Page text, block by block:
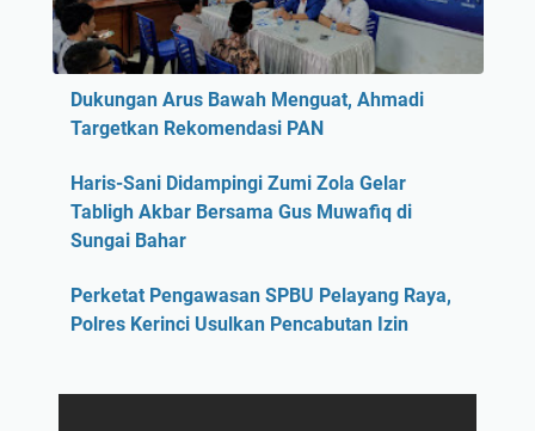
Dukungan Arus Bawah Menguat, Ahmadi
Targetkan Rekomendasi PAN
Haris-Sani Didampingi Zumi Zola Gelar
Tabligh Akbar Bersama Gus Muwafiq di
Sungai Bahar
Perketat Pengawasan SPBU Pelayang Raya,
Polres Kerinci Usulkan Pencabutan Izin